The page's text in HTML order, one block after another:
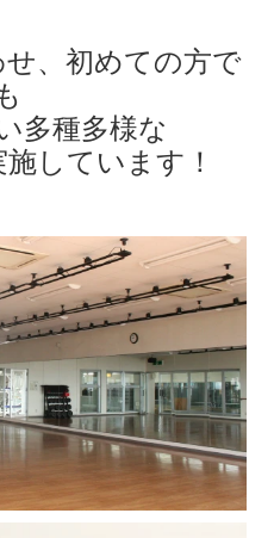
、初めての方で
多種多様な
しています！